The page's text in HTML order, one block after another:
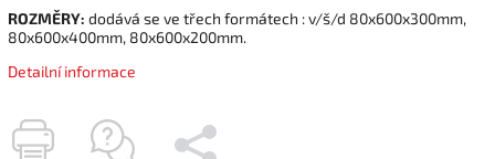
ROZMĚRY: dodává se ve třech formátech : v/š/d 80x600x300mm,
80x600x400mm, 80x600x200mm.
Detailní informace